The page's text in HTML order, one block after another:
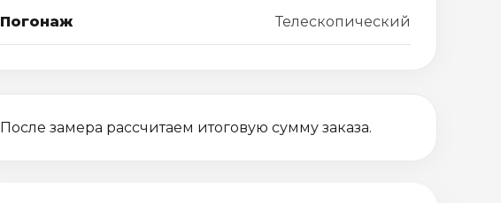
Погонаж Телескопический
После замера рассчитаем итоговую сумму заказа.